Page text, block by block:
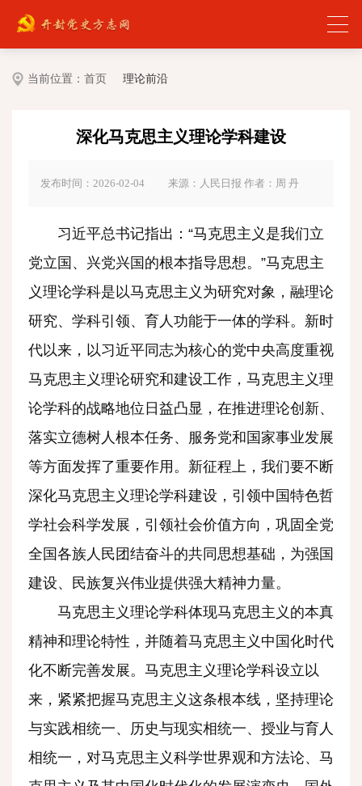
当前位置： 首页 理论前沿
深化马克思主义理论学科建设
发布时间：2026-02-04 来源：人民日报 作者：周 丹
习近平总书记指出：“马克思主义是我们立
党立国、兴党兴国的根本指导思想。”马克思主
义理论学科是以马克思主义为研究对象，融理论
研究、学科引领、育人功能于一体的学科。新时
代以来，以习近平同志为核心的党中央高度重视
马克思主义理论研究和建设工作，马克思主义理
论学科的战略地位日益凸显，在推进理论创新、
落实立德树人根本任务、服务党和国家事业发展
等方面发挥了重要作用。新征程上，我们要不断
深化马克思主义理论学科建设，引领中国特色哲
学社会科学发展，引领社会价值方向，巩固全党
全国各族人民团结奋斗的共同思想基础，为强国
建设、民族复兴伟业提供强大精神力量。
马克思主义理论学科体现马克思主义的本真
精神和理论特性，并随着马克思主义中国化时代
化不断完善发展。马克思主义理论学科设立以
来，紧紧把握马克思主义这条根本线，坚持理论
与实践相统一、历史与现实相统一、授业与育人
相统一，对马克思主义科学世界观和方法论、马